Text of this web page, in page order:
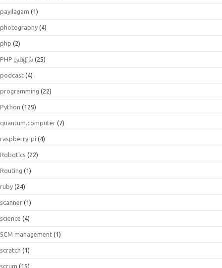
payilagam (1)
photography (4)
php (2)
PHP தமிழில் (25)
podcast (4)
programming (22)
Python (129)
quantum.computer (7)
raspberry-pi (4)
Robotics (22)
Routing (1)
ruby (24)
scanner (1)
science (4)
SCM management (1)
scratch (1)
scrum (15)